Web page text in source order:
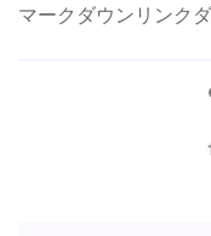
マークダウンリンク